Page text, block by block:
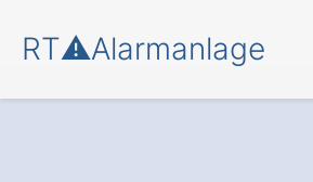
RT⚠️Alarmanlage